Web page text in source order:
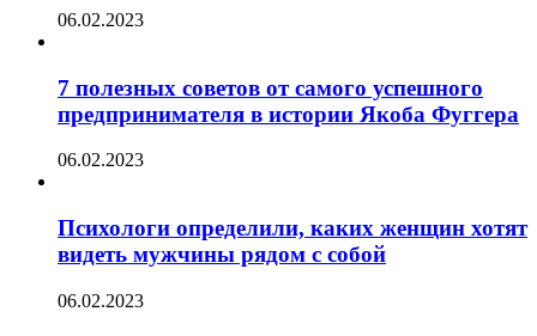
06.02.2023
7 полезных советов от самого успешного
предпринимателя в истории Якоба Фуггера
06.02.2023
Психологи определили, каких женщин хотят
видеть мужчины рядом с собой
06.02.2023